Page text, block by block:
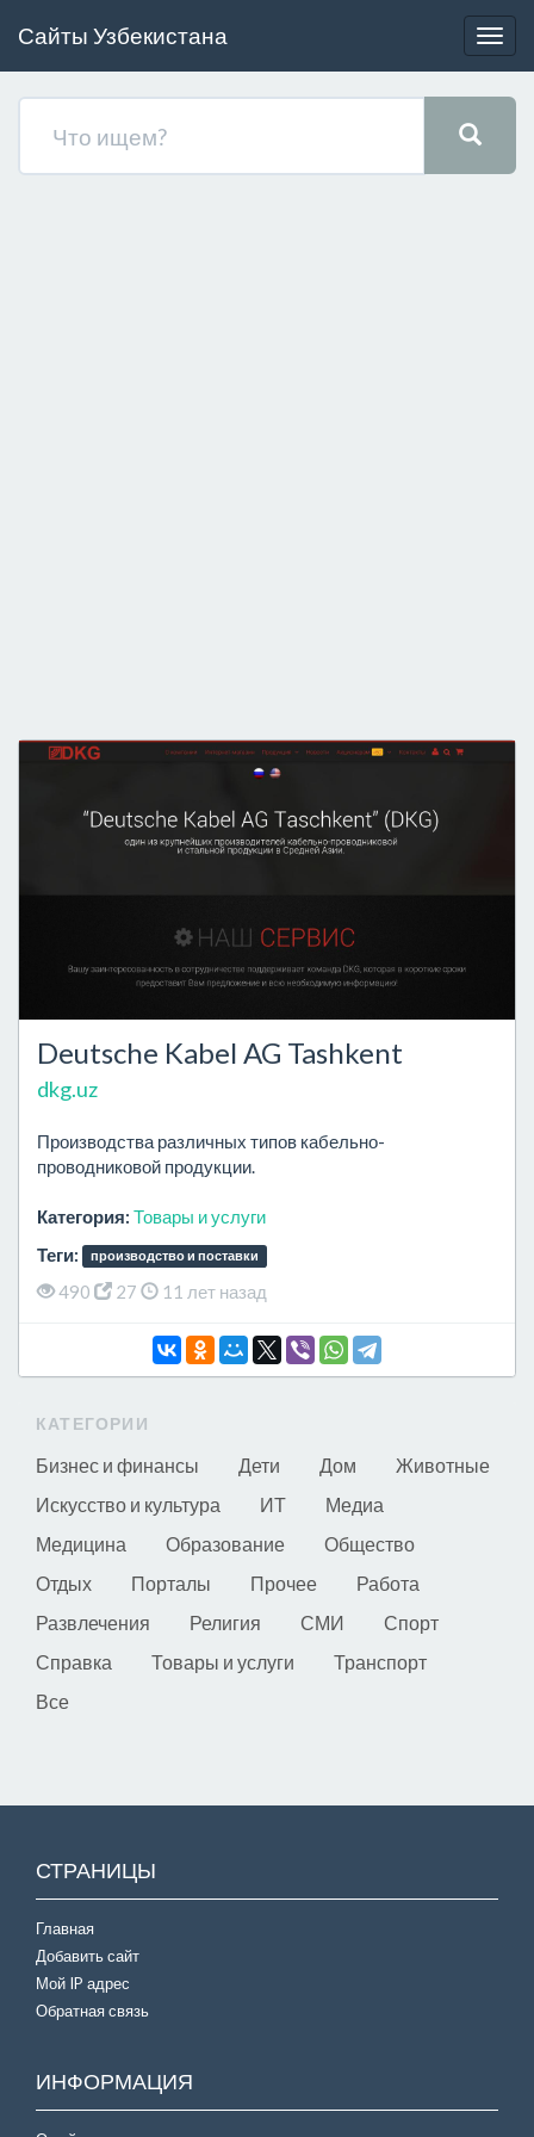
Сайты Узбекистана
Deutsche Kabel AG Tashkent
dkg.uz
Производства различных типов кабельно-
проводниковой продукции.
Категория: Товары и услуги
Теги:
производство и поставки
490 27 11 лет назад
КАТЕГОРИИ
Бизнес и финансы Дети Дом
Животные
Искусство и культура
ИТ
Медиа
Медицина
Образование
Общество
Отдых
Порталы Прочее
Работа
Развлечения
Религия СМИ
Спорт
Справка
Товары и услуги
Транспорт
Все
СТРАНИЦЫ
Главная
Добавить сайт
Мой IP адрес
Обратная связь
ИНФОРМАЦИЯ